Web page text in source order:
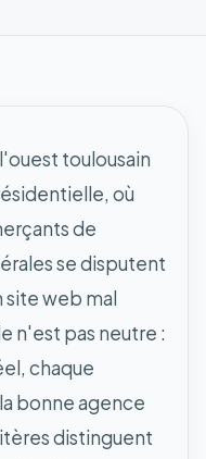
toulousain
où
de
se disputent
site web mal
n'est pas neutre :
chaque
bonne agence
distinguent